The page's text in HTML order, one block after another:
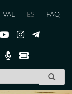
VAL ES FAQ